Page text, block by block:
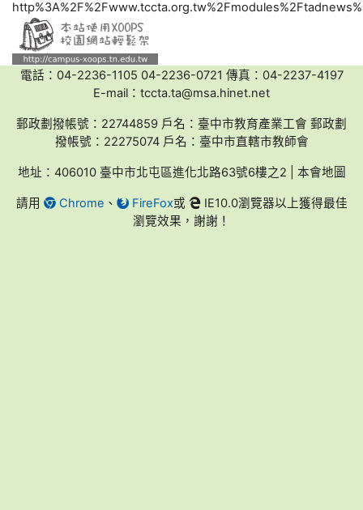
電話：04-2236-1105 04-2236-0721 傳真：04-2237-4197
E-mail：tccta.ta@msa.hinet.net
郵政劃撥帳號：22744859 戶名：臺中市教育產業工會 郵政劃
撥帳號：22275074 戶名：臺中市直轄市教師會
地址：406010 臺中市北屯區進化北路63號6樓之2 | 本會地圖
請用 Chrome 、 FireFox或
IE10.0瀏覽器以上獲得最佳
瀏覽效果，謝謝！